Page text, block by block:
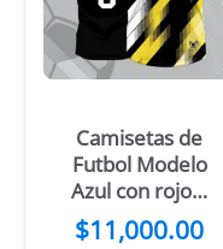
Camisetas de
Futbol Modelo
Azul con rojo y
blanco
$11,000.00